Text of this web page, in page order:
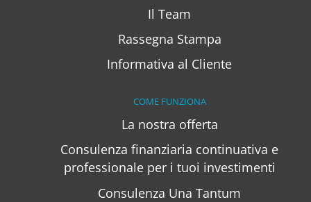
Il Team
Rassegna Stampa
Informativa al Cliente
COME FUNZIONA
La nostra offerta
Consulenza finanziaria continuativa e
professionale per i tuoi investimenti
Consulenza Una Tantum